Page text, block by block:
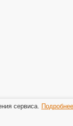
сервиса. Подробнее